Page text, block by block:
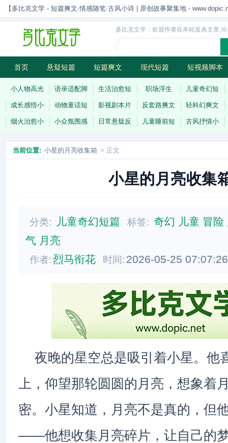
【多比克文学 - 短篇爽文·情感随笔·古风小诗 | 原创故事聚集地 -
多比克文学：欢迎作者在本站发表文章,
首页 悬疑短篇 短篇爽文 现代短篇 短视频脚本
古风小诗 科幻短篇 现代小诗 连载
小人物高光 语录适配脚 生活治愈短 职场浮生 儿童奇幻短
成长感悟小 动物童话短 影视剧本片 反套路爽文 轻科幻爽文
烟火治愈小 小众氛围感 日常悬疑反 儿童睡前短 古风抒情小
当前位置: 小星的月亮收集箱 > 正文
小星的月亮收集
分类: 儿童奇幻短篇 标签: 奇幻 儿童 冒险
气 月亮
作者:烈马衔花 时间: 2026-05-25
夜晚的星空总是吸引着小星。他
上，仰望那轮圆圆的月亮，想象着
密。小星知道，月亮不是真的，但
——他想收集月亮碎片，让自己的